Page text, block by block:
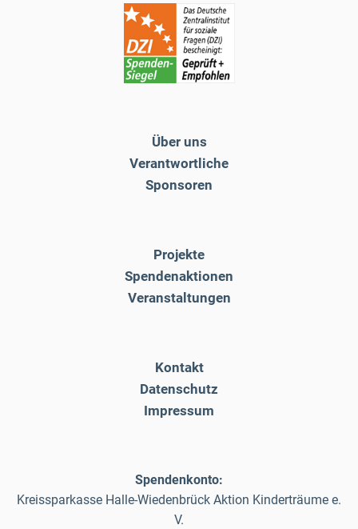
Über uns
Verantwortliche
Sponsoren
Projekte
Spendenaktionen
Veranstaltungen
Kontakt
Datenschutz
Impressum
Spendenkonto:
Kreissparkasse Halle-Wiedenbrück Aktion Kinderträume e.
V.